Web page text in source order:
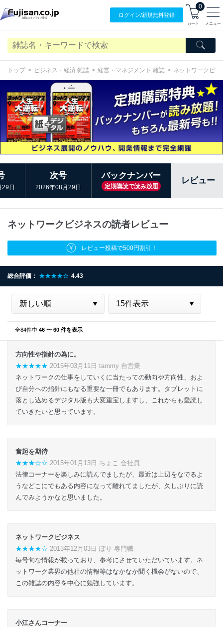
ログイン/新規無料登録
0
カート メニュー
トップ ビジネス・経済 雑誌 経営・マネジメント 雑誌 ネットワークビジ
日
次号
2026年08月29日
バックナンバー
定期購読で読み放題
レビュー
ネットワークビジネスの読者レビュー
レビュー投稿で500円割引！
総合評価： ★★★★☆ 4.43
全84件中 46 〜 60 件を表示
方向性や指針の為に。
★★★★★ 2015年03月11日 tammy 自営業
ネットワークの仕事をしていくに当たっての動向や方向性、およ
び自分への指針にもなる重要な一冊でもあります。タブレットに
落とし込めるデジタル版も大変重宝しますし、これからも愛読し
ていきたいと思っています。
奮起を期待
★★★☆☆ 2015年01月13日 ちょこ 会社員
法律コーナーを楽しみに読んでましたが、最近は上辺をなでるよ
うなどこにでもある内容になって離れてましたが、久しぶりに読
んでみようかなと思いました。
ネットワークビジネス
★★★★☆ 2013年12月03日 ぽり 専門職
毎号旬な情報が載っており、参考にさせていただいています。ネ
ットワーク業界の他社の情報等はなかなか聞く機会がないので、
この雑誌の内容を中心に勉強しています。
小江さんコーナー